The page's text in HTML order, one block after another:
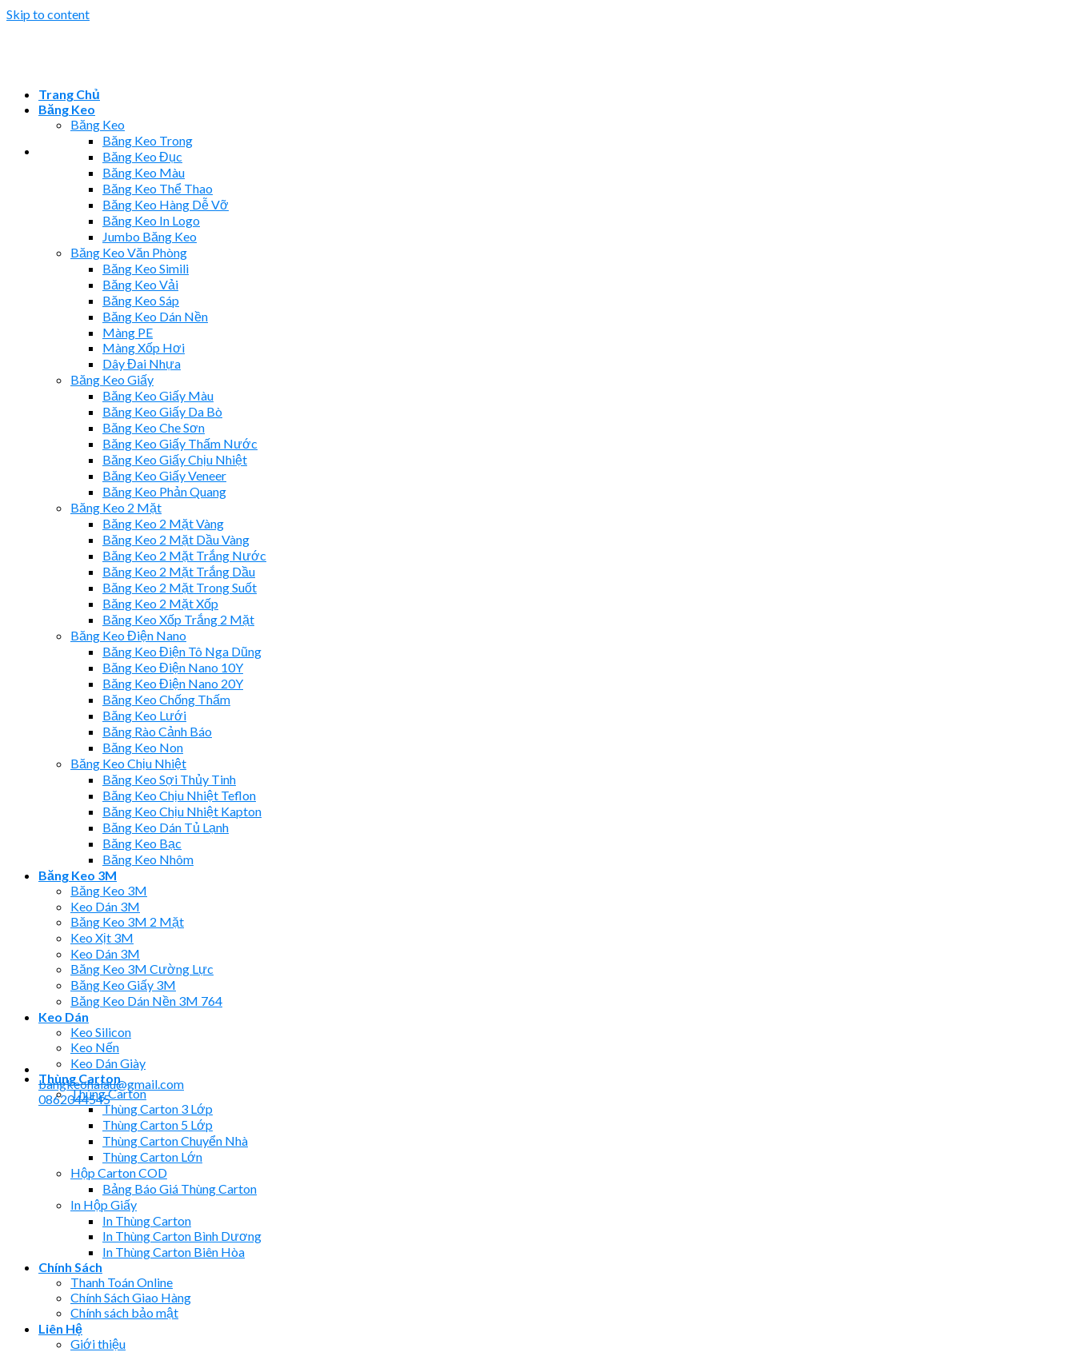
Skip to content
bangkeohaiau@gmail.com
0862044545
Trang Chủ
Băng Keo
Băng Keo
Băng Keo Trong
Băng Keo Đục
Băng Keo Màu
Băng Keo Thể Thao
Băng Keo Hàng Dễ Vỡ
Băng Keo In Logo
Jumbo Băng Keo
Băng Keo Văn Phòng
Băng Keo Simili
Băng Keo Vải
Băng Keo Sáp
Băng Keo Dán Nền
Màng PE
Màng Xốp Hơi
Dây Đai Nhựa
Băng Keo Giấy
Băng Keo Giấy Màu
Băng Keo Giấy Da Bò
Băng Keo Che Sơn
Băng Keo Giấy Thấm Nước
Băng Keo Giấy Chịu Nhiệt
Băng Keo Giấy Veneer
Băng Keo Phản Quang
Băng Keo 2 Mặt
Băng Keo 2 Mặt Vàng
Băng Keo 2 Mặt Dầu Vàng
Băng Keo 2 Mặt Trắng Nước
Băng Keo 2 Mặt Trắng Dầu
Băng Keo 2 Mặt Trong Suốt
Băng Keo 2 Mặt Xốp
Băng Keo Xốp Trắng 2 Mặt
Băng Keo Điện Nano
Băng Keo Điện Tô Nga Dũng
Băng Keo Điện Nano 10Y
Băng Keo Điện Nano 20Y
Băng Keo Chống Thấm
Băng Keo Lưới
Băng Rào Cảnh Báo
Băng Keo Non
Băng Keo Chịu Nhiệt
Băng Keo Sợi Thủy Tinh
Băng Keo Chịu Nhiệt Teflon
Băng Keo Chịu Nhiệt Kapton
Băng Keo Dán Tủ Lạnh
Băng Keo Bạc
Băng Keo Nhôm
Băng Keo 3M
Băng Keo 3M
Keo Dán 3M
Băng Keo 3M 2 Mặt
Keo Xịt 3M
Keo Dán 3M
Băng Keo 3M Cường Lực
Băng Keo Giấy 3M
Băng Keo Dán Nền 3M 764
Keo Dán
Keo Silicon
Keo Nến
Keo Dán Giày
Thùng Carton
Thùng Carton
Thùng Carton 3 Lớp
Thùng Carton 5 Lớp
Thùng Carton Chuyển Nhà
Thùng Carton Lớn
Hộp Carton COD
Bảng Báo Giá Thùng Carton
In Hộp Giấy
In Thùng Carton
In Thùng Carton Bình Dương
In Thùng Carton Biên Hòa
Chính Sách
Thanh Toán Online
Chính Sách Giao Hàng
Chính sách bảo mật
Liên Hệ
Giới thiệu